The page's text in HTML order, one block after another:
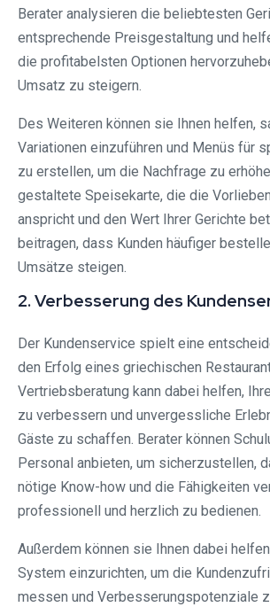
Berater analysieren die beliebtesten
entsprechende Preisgestaltung und
die profitabelsten Optionen
Umsatz zu steigern.
Des Weiteren können sie Ihnen helfen,
Variationen einzuführen und Menüs für
zu erstellen, um die Nachfrage zu
gestaltete Speisekarte, die die
anspricht und den Wert Ihrer Gerichte
beitragen, dass Kunden häufiger
Umsätze steigen.
2. Verbesserung des
Der Kundenservice spielt eine
den Erfolg eines griechischen
Vertriebsberatung kann dabei helfen,
zu verbessern und unvergessliche
Gäste zu schaffen. Berater können
Personal anbieten, um sicherzustellen,
nötige Know-how und die Fähigkeiten
professionell und herzlich zu bedienen.
Außerdem können sie Ihnen dabei
System einzurichten, um die
messen und Verbesserungspotenziale